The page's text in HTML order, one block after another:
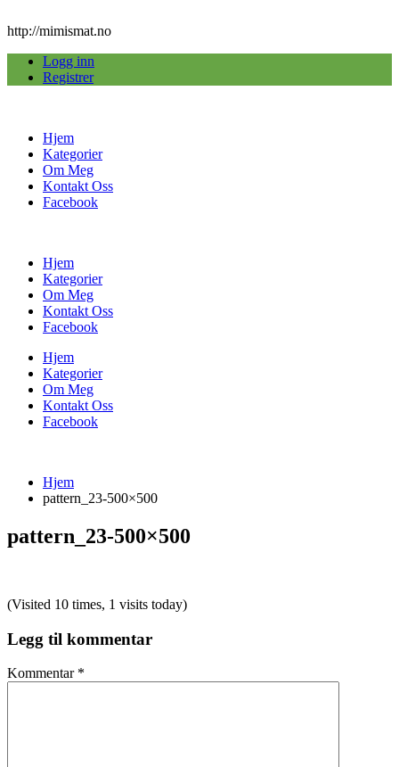
http://mimismat.no
Logg inn
Registrer
Hjem
Kategorier
Om Meg
Kontakt Oss
Facebook
Hjem
Kategorier
Om Meg
Kontakt Oss
Facebook
Hjem
Kategorier
Om Meg
Kontakt Oss
Facebook
Hjem
pattern_23-500×500
pattern_23-500×500
(Visited 10 times, 1 visits today)
Legg til kommentar
Kommentar *